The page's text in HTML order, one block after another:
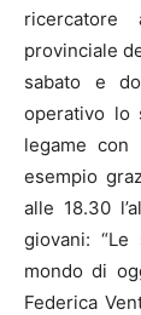
ricercatore
provinciale
sabato e
operativo lo
legame con
esempio
alle 18.30
giovani: “Le
mondo di
Federica